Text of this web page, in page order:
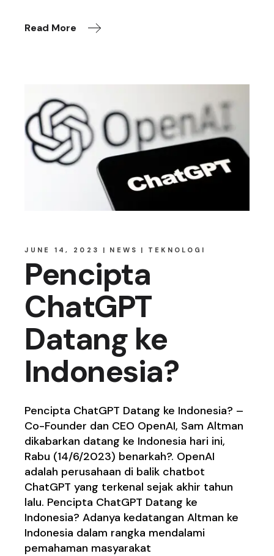
Read More
JUNE 14, 2023 NEWS TEKNOLOGI
Pencipta
ChatGPT
Datang ke
Indonesia?
Pencipta ChatGPT Datang ke Indonesia? –
Co-Founder dan CEO OpenAI, Sam Altman
dikabarkan datang ke Indonesia hari ini,
Rabu (14/6/2023) benarkah?. OpenAI
adalah perusahaan di balik chatbot
ChatGPT yang terkenal sejak akhir tahun
lalu. Pencipta ChatGPT Datang ke
Indonesia? Adanya kedatangan Altman ke
Indonesia dalam rangka mendalami
pemahaman masyarakat